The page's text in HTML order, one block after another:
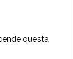
questa